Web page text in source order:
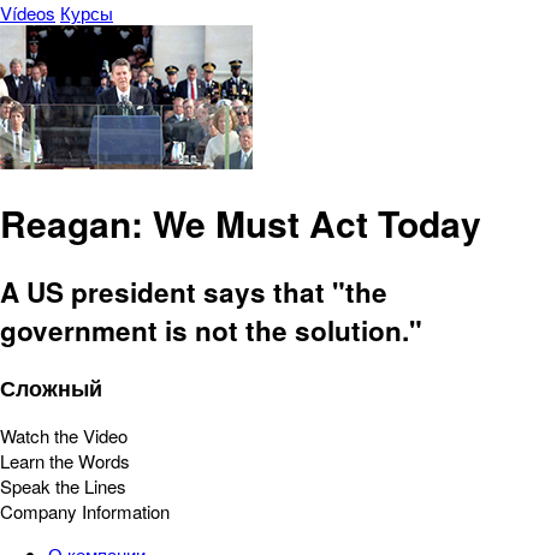
Vídeos Курсы
Reagan: We Must Act Today
A US president says that "the
government is not the solution."
Сложный
Watch the Video
Learn the Words
Speak the Lines
Company Information